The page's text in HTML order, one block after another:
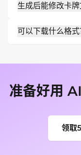
logo、受版权保
生成后能修改卡牌
有标记、颜色和版
可以下载什么格式
准备好用
领取